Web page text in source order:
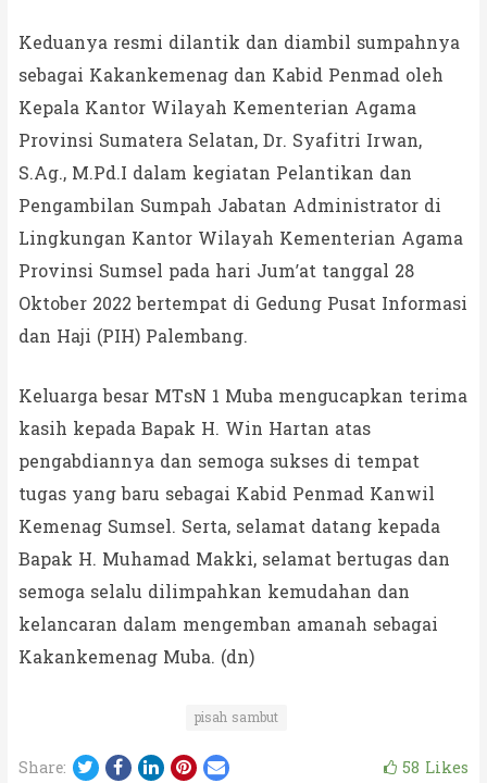
Keduanya resmi dilantik dan diambil sumpahnya
sebagai Kakankemenag dan Kabid Penmad oleh
Kepala Kantor Wilayah Kementerian Agama
Provinsi Sumatera Selatan, Dr. Syafitri Irwan,
S.Ag., M.Pd.I dalam kegiatan Pelantikan dan
Pengambilan Sumpah Jabatan Administrator di
Lingkungan Kantor Wilayah Kementerian Agama
Provinsi Sumsel pada hari Jum’at tanggal 28
Oktober 2022 bertempat di Gedung Pusat Informasi
dan Haji (PIH) Palembang.
Keluarga besar MTsN 1 Muba mengucapkan terima
kasih kepada Bapak H. Win Hartan atas
pengabdiannya dan semoga sukses di tempat
tugas yang baru sebagai Kabid Penmad Kanwil
Kemenag Sumsel. Serta, selamat datang kepada
Bapak H. Muhamad Makki, selamat bertugas dan
semoga selalu dilimpahkan kemudahan dan
kelancaran dalam mengemban amanah sebagai
Kakankemenag Muba. (dn)
pisah sambut
Share: Twitter
Facebook
LinkedIn
Pinterest
Email 58 Likes